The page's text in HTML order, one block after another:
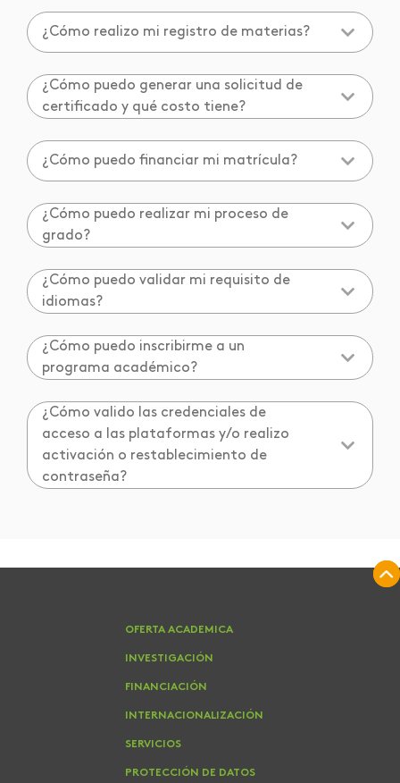
¿Cómo realizo mi registro de materias?
¿Cómo puedo generar una solicitud de
certificado y qué costo tiene?
¿Cómo puedo financiar mi matrícula?
¿Cómo puedo realizar mi proceso de
grado?
¿Cómo puedo validar mi requisito de
idiomas?
¿Cómo puedo inscribirme a un
programa académico?
¿Cómo valido las credenciales de
acceso a las plataformas y/o realizo
activación o restablecimiento de
contraseña?
OFERTA ACADEMICA
INVESTIGACIÓN
FINANCIACIÓN
INTERNACIONALIZACIÓN
SERVICIOS
PROTECCIÓN DE DATOS